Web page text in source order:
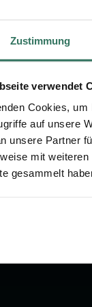
Zustimmung
verwendet
Cookies,
auf unsere
unsere Partner
mit
gesammelt